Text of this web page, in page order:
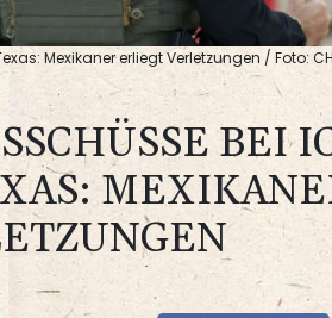
Mexikaner erliegt Verletzungen / Foto:
BEI